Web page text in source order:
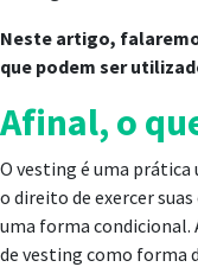
Neste artigo,
que podem ser
Afinal, o
O vesting é uma
o direito de exercer
uma forma condicional.
de vesting como forma